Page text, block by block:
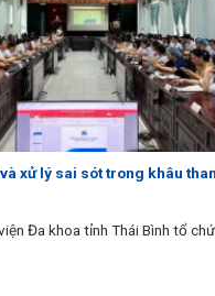
xử lý sai sót trong khâu
Đa khoa tỉnh Thái Bình tổ